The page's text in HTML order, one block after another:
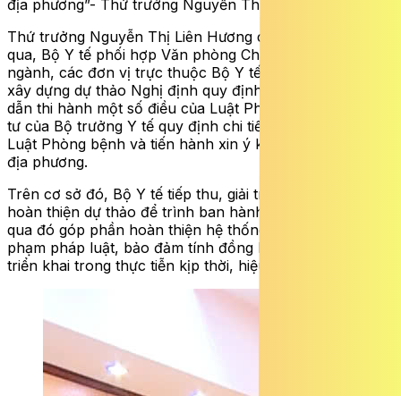
địa phương”- Thứ trưởng Nguyễn Thị Liên Hương nói.
Thứ trưởng Nguyễn Thị Liên Hương cho biết, thời gian
qua, Bộ Y tế phối hợp Văn phòng Chính phủ, các Bộ,
ngành, các đơn vị trực thuộc Bộ Y tế và các cơ quan
xây dựng dự thảo Nghị định quy định chi tiết và hướng
dẫn thi hành một số điều của Luật Phòng bệnh; Thông
tư của Bộ trưởng Y tế quy định chi tiết một số điều của
Luật Phòng bệnh và tiến hành xin ý kiến các Bộ, ngành,
địa phương.
Trên cơ sở đó, Bộ Y tế tiếp thu, giải trình, rà soát để
hoàn thiện dự thảo để trình ban hành theo quy định,
qua đó góp phần hoàn thiện hệ thống văn bản quy
phạm pháp luật, bảo đảm tính đồng bộ và khả thi khi
triển khai trong thực tiễn kịp thời, hiệu quả.